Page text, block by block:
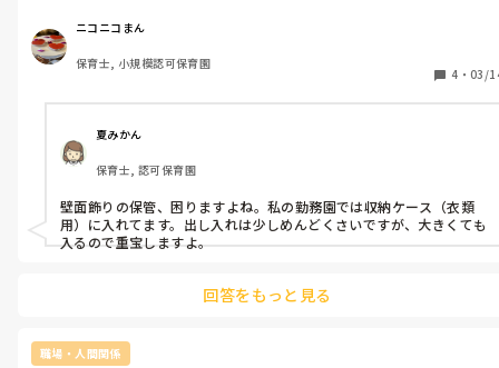
てるので、出し入れしてると端っこがすぐ切れてくるし。
何かいい方法はないのかなぁと考えてるのですが、思い浮かば
ず。。
ニコニコまん
保育士, 小規模認可保育園
4 ・ 03/
夏みかん
保育士, 認可保育園
壁面飾りの保管、困りますよね。私の勤務園では収納ケース（衣類
用）に入れてます。出し入れは少しめんどくさいですが、大きくても
入るので重宝しますよ。
回答をもっと見る
職場・人間関係